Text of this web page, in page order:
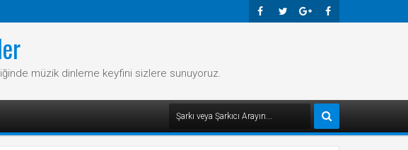
müzik dinleme keyfini sizlere sunuyoruz.